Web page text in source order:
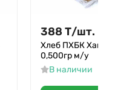
388 Т/шт.
Хлеб ПХБК Хан-
0,500гр м/у
В наличии